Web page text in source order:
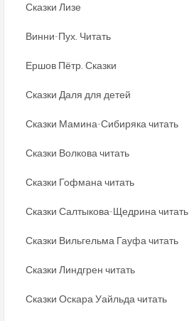
Сказки Лизе
Винни-Пух. Читать
Ершов Пётр. Сказки
Сказки Даля для детей
Сказки Мамина-Сибиряка читать
Сказки Волкова читать
Сказки Гофмана читать
Сказки Салтыкова-Щедрина читать
Сказки Вильгельма Гауфа читать
Сказки Линдгрен читать
Сказки Оскара Уайльда читать